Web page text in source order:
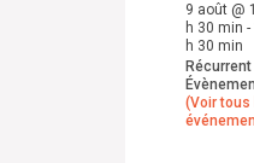
9 août @
h 30 min -
h 30 min
Récurrent
(Voir tous